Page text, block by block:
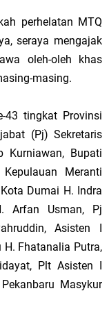
perhelatan MTQ
seraya mengajak
oleh-oleh khas
masing.
43 tingkat Provinsi
(Pj) Sekretaris
Kurniawan, Bupati
Meranti
Dumai H. Indra
Arfan Usman, Pj
Asisten I
Fhatanalia Putra,
Plt Asisten I
Masykur